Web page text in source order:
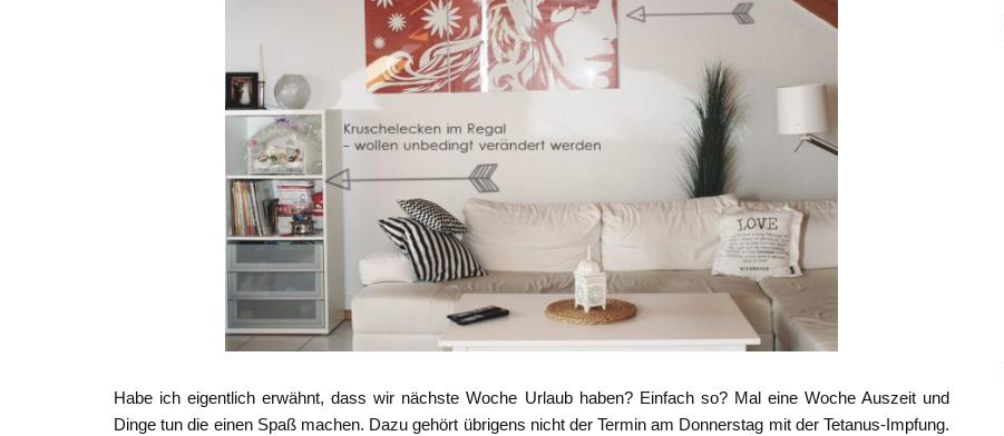
Habe ich eigentlich erwähnt, dass wir nächste Woche Urlaub haben? Einfach so? Mal eine Woche Auszeit und
Dinge tun die einen Spaß machen. Dazu gehört übrigens nicht der Termin am Donnerstag mit der Tetanus-Impfung.